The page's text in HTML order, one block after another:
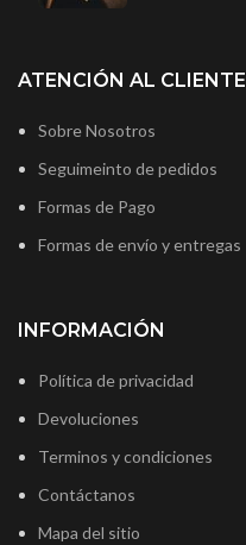
ATENCIÓN AL CLIENTE
Sobre Nosotros
Seguimeinto de pedidos
Formas de Pago
Formas de envío y entregas
INFORMACIÓN
Política de privacidad
Devoluciones
Terminos y condiciones
Contáctanos
Mapa del sitio